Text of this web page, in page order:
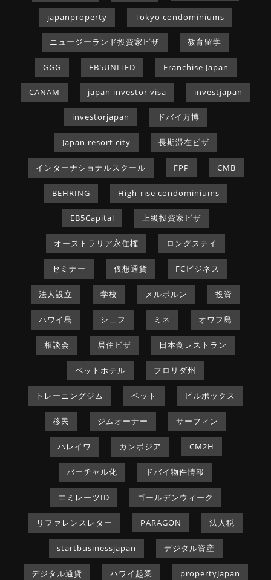
japanproperty Tokyo condominiums
ニュージーランド投資家ビザ 教育留学
GGG EB5UNITED Franchise Japan
CANAM japan investor visa investjapan
investorjapan ドバイ万博
Japan resort city 長期滞在ビザ
インターナショナルスクール FPP CMB
BEHRING High-rise condominiums
EB5Capital 上級投資家ビザ
オーストラリア永住権 ロングステイ
セミナー 仮想通貨 FCビジネス
法人設立 学校 メルボルン 投資
ハワイ島 シェフ ミネ オワフ島
相談会 居住ビザ 日本食レストラン
ペットホテル フロリダ州
トレーニングジム ペット ピルボックス
移民 ジムオーナー サーフィン
ハレイワ カンボジア CM2H
バーチャル化 ドバイ物件情報
エミレーツID ゴールデンウィーク
リファレンスレター PARAGON 法人税
startbusinessjapan デジタル資産
デジタル通貨 ハワイ起業 propertyJapan